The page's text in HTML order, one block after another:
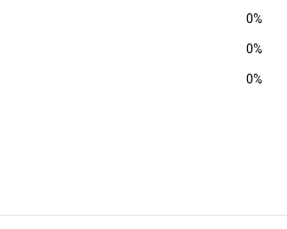
/ Natural
0%
0%
0%